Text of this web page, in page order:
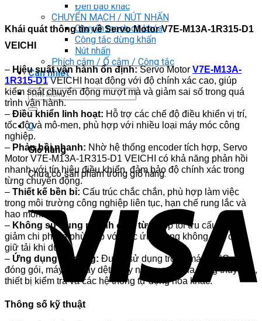
Đèn báo khác
CHUYỂN MẠCH / NÚT NHẤN
Chuyển mạch có khóa
Công tắc dừng khẩn
Nút nhấn
Phích cắm / Ổ cắm / Công tắc
Can nhiệt
Tìm
kiếm:
0
Giỏ hàng
Chưa có sản phẩm trong giỏ hàng.
Khái quát thông tin về Servo Motor V7E-M13A-1R315-D1
VEICHI
– Hiệu suất vận hành ổn định:Servo Motor V7E-M13A-
1R315-D1VEICHI hoạt động với độ chính xác cao, giúp
kiểm soát chuyển động mượt mà và giảm sai số trong quá
trình vận hành.
– Điều khiển linh hoạt: Hỗ trợ các chế độ điều khiển vị trí,
tốc độ và mô-men, phù hợp với nhiều loại máy móc công
nghiệp.
– Phản hồi nhanh: Nhờ hệ thống encoder tích hợp, Servo
Motor V7E-M13A-1R315-D1 VEICHI có khả năng phản hồi
nhanh với tín hiệu điều khiển, đảm bảo độ chính xác trong
từng chuyển động.
– Thiết kế bền bỉ: Cấu trúc chắc chắn, phù hợp làm việc
trong môi trường công nghiệp liên tục, hạn chế rung lắc và
hao mòn.
– Không sử dụng phanh điện từ: Giúp tối ưu cấu trúc,
giảm chi phí và phù hợp với các ứng dụng không yêu cầu
giữ tải khi dừng.
– Ứng dụng đa dạng: Được sử dụng trong máy CNC, máy
đóng gói, máy in, máy dệt, máy nhựa, máy gia công thủy tinh,
thiết bị kiểm tra và các hệ thống tự động hóa khác.
Thông số kỹ thuật